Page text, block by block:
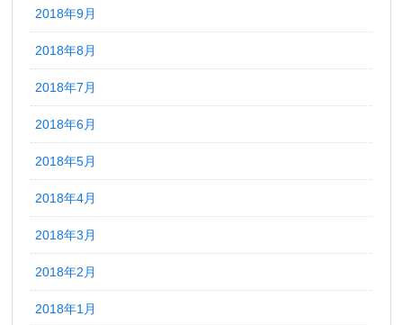
2018年9月
2018年8月
2018年7月
2018年6月
2018年5月
2018年4月
2018年3月
2018年2月
2018年1月